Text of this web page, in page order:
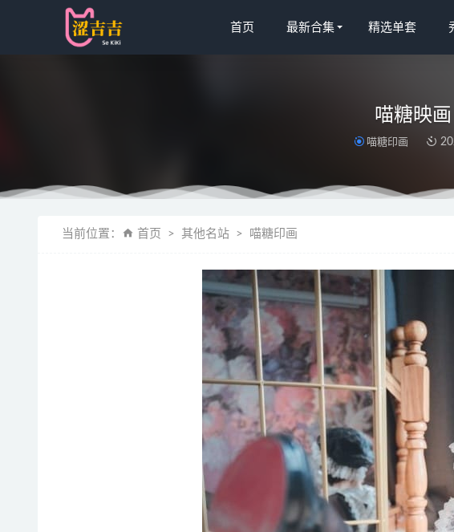
首页 最新合集 精选单套
喵糖映
喵糖印画
当前位置： 首页 其他名站 喵糖印画
轩萧学姐 – NO.011 猫爪袜
奈汐酱nice – 玉环 [70P1V-
[微密圈]张思允 – 旗袍系列